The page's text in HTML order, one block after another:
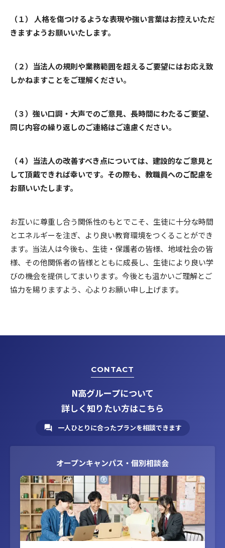
（１） 人格を傷つけるような表現や強い言葉はお控えいただ
きますようお願いいたします。
（２）当法人の規則や業務範囲を超えるご要望にはお応え致
しかねますことをご理解ください。
（３）強い口調・大声でのご意見、長時間にわたるご要望、
同じ内容の繰り返しのご連絡はご遠慮ください。
（４）当法人の改善すべき点については、建設的なご意見と
して頂戴できれば幸いです。その際も、教職員へのご配慮を
お願いいたします。
お互いに尊重し合う関係性のもとでこそ、生徒に十分な時間
とエネルギーを注ぎ、より良い教育環境をつくることができ
ます。当法人は今後も、生徒・保護者の皆様、地域社会の皆
様、その他関係者の皆様とともに成長し、生徒により良い学
びの機会を提供してまいります。今後とも温かいご理解とご
協力を賜りますよう、心よりお願い申し上げます。
CONTACT
N高グループについて
詳しく知りたい方はこちら
一人ひとりに合ったプランを相談できます
オープンキャンパス・個別相談会